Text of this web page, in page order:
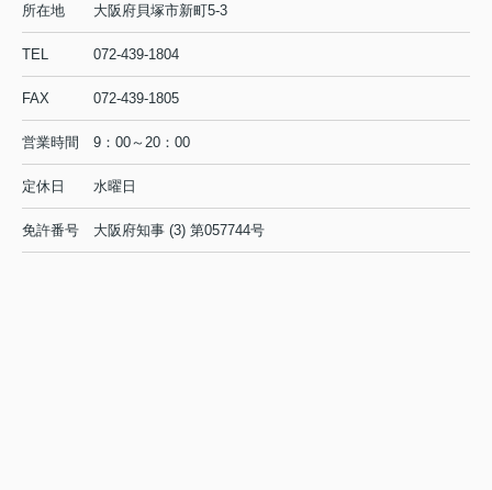
所在地 大阪府貝塚市新町5-3
TEL 072-439-1804
FAX 072-439-1805
営業時間 9：00～20：00
定休日 水曜日
免許番号 大阪府知事 (3) 第057744号